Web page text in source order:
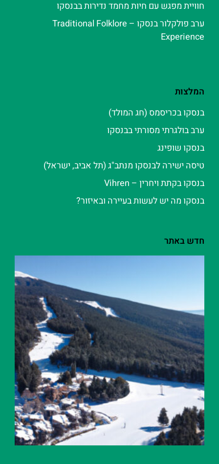
חוויית מפגש עם חיות מחמד נדירות בבנסקו
ערב פולקלור בנסקו – Traditional Folklore
Experience
המלצות
בנסקו בכריסמס (חג המולד)
ערב בולגרתי מסורתי בבנסקו
בנסקו שופינג
טיסה ישירה לבנסקו מנתב"ג (תל אביב, ישראל)
בנסקו בקתת ויחרין – Vihren
בנסקו מה יש לעשות בעיירה ובאיזור?
חדש באתר